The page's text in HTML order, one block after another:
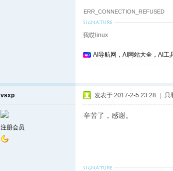
ERR_CONNECTION_REFUSED
我哎linux
AI导航网，AI网站大全，AI工
vsxp
注册会员
发表于 2017-2-5 23:28 只
辛苦了，感谢。